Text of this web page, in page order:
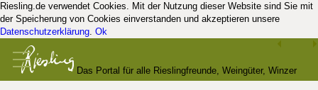
Riesling.de verwendet Cookies. Mit der Nutzung dieser Website sind Sie mit
der Speicherung von Cookies einverstanden und akzeptieren unsere
Datenschutzerklärung. Ok
Das Portal für alle Rieslingfreunde, Weingüter, Winzer